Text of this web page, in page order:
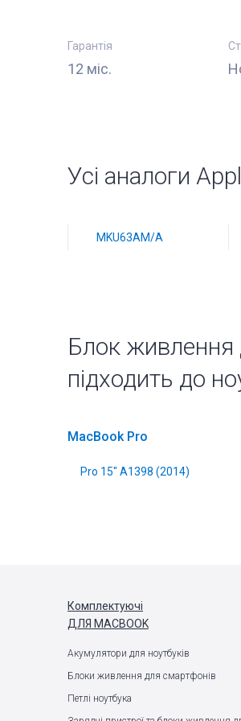
Гарантія
12 міс.
Усі аналоги
MKU63AM/A
Блок живлення
підходить до
MacBook Pro
Pro 15" A1398 (2014)
Комплектуючі
ДЛЯ MACBOOK
Акумулятори для ноутбуків
Блоки живлення для смартфонів
Петлі ноутбука